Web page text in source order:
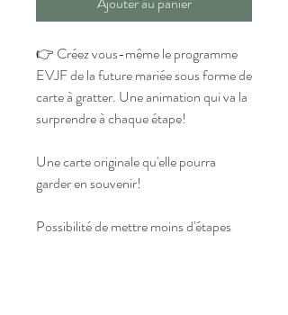
👉 Créez vous-même le programme
EVJF de la future mariée sous forme de
carte à gratter. Une animation qui va la
surprendre à chaque étape!
Une carte originale qu'elle pourra
garder en souvenir!
Possibilité de mettre moins d'étapes